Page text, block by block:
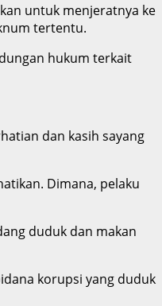
untuk menjeratnya ke
tertentu.
hukum terkait
dan kasih sayang
Dimana, pelaku
duduk dan makan
korupsi yang duduk